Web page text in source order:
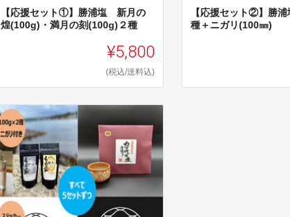
【応援セット①】勝浦塩 新月の
煌(100g)・満月の刻(100g)２種
¥5,800
(税込/送料込)
【応援セット②】勝
種＋ニガリ(100㎜)